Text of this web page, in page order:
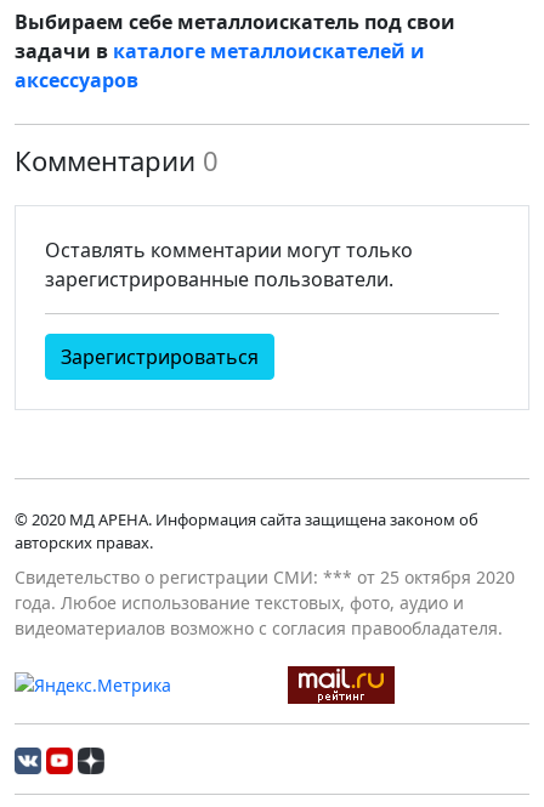
Выбираем себе металлоискатель под свои
задачи в каталоге металлоискателей и
аксессуаров
Комментарии 0
Оставлять комментарии могут только
зарегистрированные пользователи.
Зарегистрироваться
© 2020 МД АРЕНА. Информация сайта защищена законом об
авторских правах.
Свидетельство о регистрации СМИ: *** от 25 октября 2020
года. Любое использование текстовых, фото, аудио и
видеоматериалов возможно с согласия правообладателя.